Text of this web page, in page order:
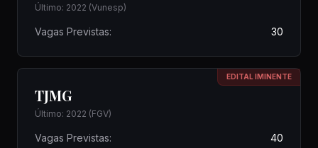
Último: 2022 (Vunesp)
Vagas Previstas: 30
EDITAL IMINENTE
TJMG
Último: 2022 (FGV)
Vagas Previstas: 40